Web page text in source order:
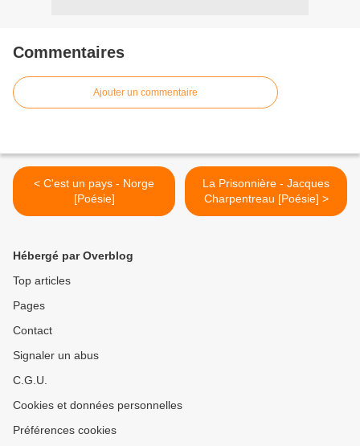
Commentaires
Ajouter un commentaire
< C'est un pays - Norge
[Poésie]
La Prisonnière - Jacques
Charpentreau [Poésie] >
Hébergé par Overblog
Top articles
Pages
Contact
Signaler un abus
C.G.U.
Cookies et données personnelles
Préférences cookies